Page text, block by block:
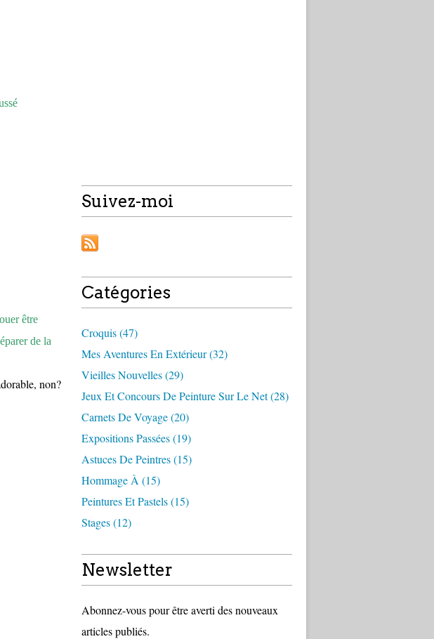
être
de la
non?
Suivez-moi
Catégories
Croquis (47)
Mes Aventures En Extérieur (32)
Vieilles Nouvelles (29)
Jeux Et Concours De Peinture Sur Le Net (28)
Carnets De Voyage (20)
Expositions Passées (19)
Astuces De Peintres (15)
Hommage À (15)
Peintures Et Pastels (15)
Stages (12)
Newsletter
Abonnez-vous pour être averti des nouveaux
articles publiés.